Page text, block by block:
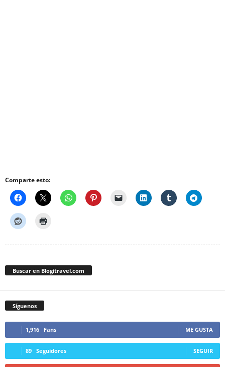
Comparte esto:
Buscar en Blogitravel.com
Síguenos
1,916 Fans ME GUSTA
89 Seguidores SEGUIR